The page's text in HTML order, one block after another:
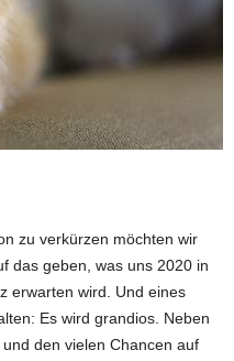
zu verkürzen möchten wir
das geben, was uns 2020 in
erwarten wird. Und eines
Es wird grandios. Neben
den vielen Chancen auf